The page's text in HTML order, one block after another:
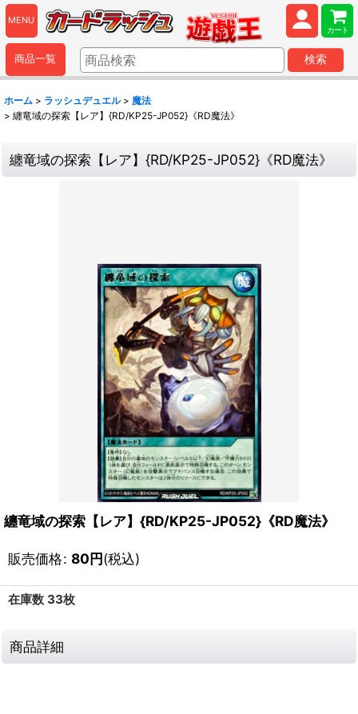
MENU
カート
商品一覧 検索
ホーム > ラッシュデュエル > 魔法
> 纏竜域の探索【レア】{RD/KP25-JP052}《RD魔法》
纏竜域の探索【レア】{RD/KP25-JP052}《RD魔法》
纏竜域の探索【レア】{RD/KP25-JP052}《RD魔法》
販売価格: 80円(税込)
在庫数 33枚
商品詳細